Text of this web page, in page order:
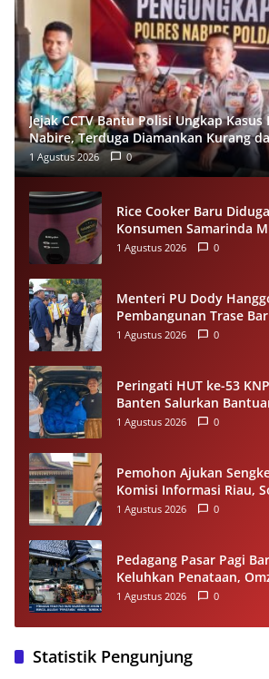
Jejak CCTV Bantu Polisi Ungkap
Nabire, Terduga Diamankan Kurang
1 Agustus 2026 0
Rice Cooker Baru
Konsumen Samarinda
Lakukan Evaluasi
1 Agustus 2026 0
Menteri PU Dody
Pembangunan Trase
Usai Longsor, Utamakan
1 Agustus 2026 0
Peringati HUT ke-53
Banten Salurkan
Melalui Pemuda
1 Agustus 2026 0
Pemohon Ajukan
Komisi Informasi Riau,
Tidak Ditanggapinya
1 Agustus 2026 0
Pedagang Pasar Pagi
Keluhkan Penataan,
Minta Pemkot Evaluasi
1 Agustus 2026 0
Statistik Pengunjung